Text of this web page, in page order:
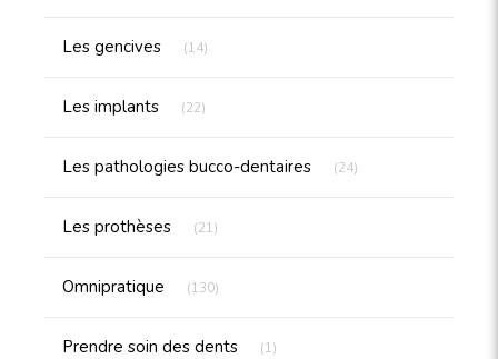
Les gencives (14)
Les implants (22)
Les pathologies bucco-dentaires (24)
Les prothèses (21)
Omnipratique (130)
Prendre soin des dents (1)